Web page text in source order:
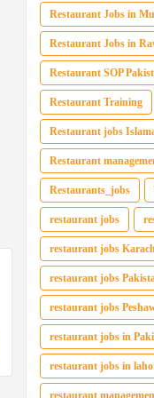
Restaurant Jobs in
Restaurant Jobs in
Restaurant SOP
Restaurant Training
Restaurant jobs
Restaurant
Restaurants_jobs
restaurant jobs
restaurant jobs
restaurant jobs
restaurant jobs
restaurant jobs in
restaurant jobs in
restaurant